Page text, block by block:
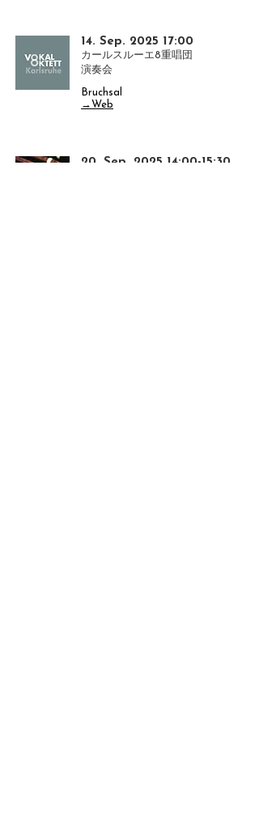
14. Sep. 2025 17:00
カールスルーエ8重唱団
​演奏会
Bruchsal
→Web
20. Sep. 2025 14:00-15:30